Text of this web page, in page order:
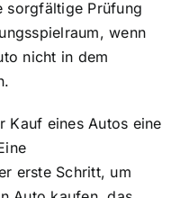
sorgfältige Prüfung
wenn
nicht in dem
Kauf eines Autos eine
erste Schritt, um